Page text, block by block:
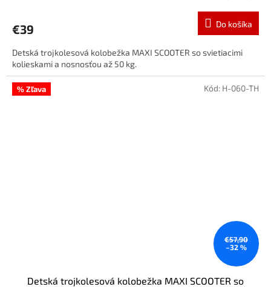
€39 Do košíka
Detská trojkolesová kolobežka MAXI SCOOTER so svietiacimi
kolieskami a nosnosťou až 50 kg.
% Zľava
€57,90
–32 %
Detská trojkolesová kolobežka MAXI SCOOTER so
Kód: H-060-TH